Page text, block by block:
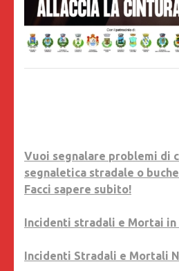
Vuoi segnalare problemi di
segnaletica stradale o
Facci sapere subito!
Incidenti stradali e Mortai
Incidenti Stradali e Mortali